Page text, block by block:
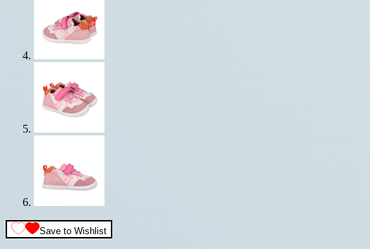
Save to Wishlist